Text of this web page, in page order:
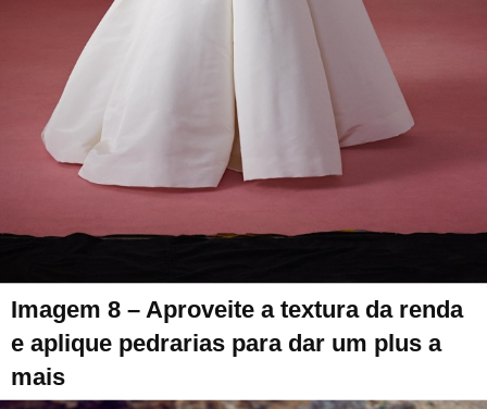
Imagem 8 – Aproveite a textura da renda
e aplique pedrarias para dar um plus a
mais